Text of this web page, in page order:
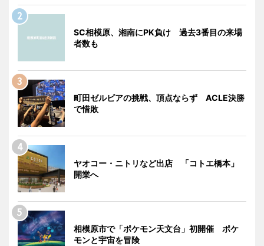
SC相模原、湘南にPK負け 過去3番目の来場
者数も
町田ゼルビアの挑戦、頂点ならず ACLE決勝
で惜敗
ヤオコー・ニトリなど出店 「コトエ橋本」
開業へ
相模原市で「ポケモン天文台」初開催 ポケ
モンと宇宙を冒険